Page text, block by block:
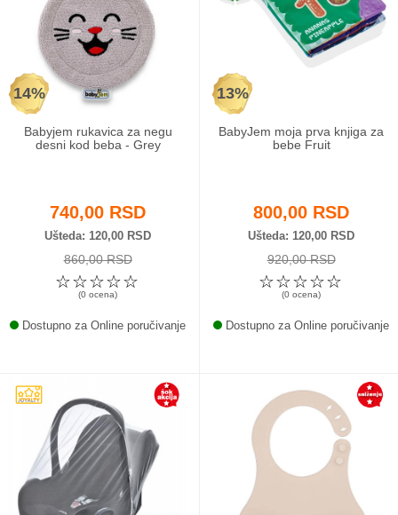
14%
Babyjem rukavica za negu
desni kod beba - Grey
740,00 RSD
Ušteda 120,00 RSD
860,00 RSD
☆
☆
☆
☆
☆
(0 ocena)
Dostupno za Online poručivanje
13%
BabyJem moja prva knjiga za
bebe Fruit
800,00 RSD
Ušteda 120,00 RSD
920,00 RSD
☆
☆
☆
☆
☆
(0 ocena)
Dostupno za Online poručivanje